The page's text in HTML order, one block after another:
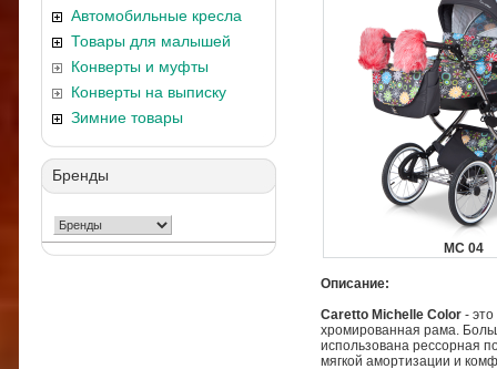
Автомобильные кресла
Товары для малышей
Конверты и муфты
Конверты на выписку
Зимние товары
Бренды
MС 04
Описание:
Caretto Michelle Color -
хромированная рама.
использована рессорная
мягкой амортизации и